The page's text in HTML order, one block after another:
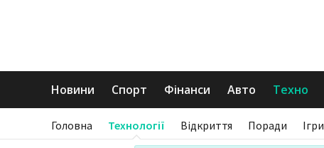
Новини Спорт Фінанси Авто Техно
Головна Технології Відкриття Поради Ігри